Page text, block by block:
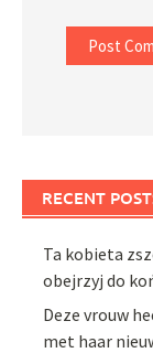
RECENT
Ta kobieta
obejrzyj do
Deze vrouw
met haar